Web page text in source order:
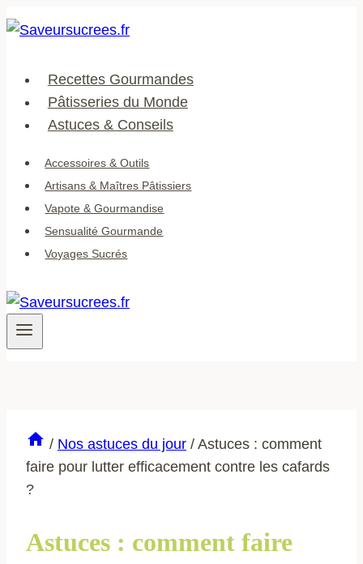
Aller
au
Recettes Gourmandes
Pâtisseries du Monde
Astuces & Conseils
Accessoires & Outils
Artisans & Maîtres Pâtissiers
Vapote & Gourmandise
Sensualité Gourmande
Voyages Sucrés
/ Nos astuces du jour / Astuces : comment
faire pour lutter efficacement contre les cafards
?
Astuces : comment faire